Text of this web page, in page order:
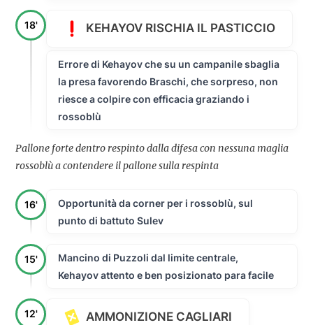
18' KEHAYOV RISCHIA IL PASTICCIO
Errore di Kehayov che su un campanile sbaglia
la presa favorendo Braschi, che sorpreso, non
riesce a colpire con efficacia graziando i
rossoblù
Pallone forte dentro respinto dalla difesa con nessuna maglia
rossoblù a contendere il pallone sulla respinta
16'
Opportunità da corner per i rossoblù, sul
punto di battuto Sulev
15'
Mancino di Puzzoli dal limite centrale,
Kehayov attento e ben posizionato para facile
12' AMMONIZIONE CAGLIARI